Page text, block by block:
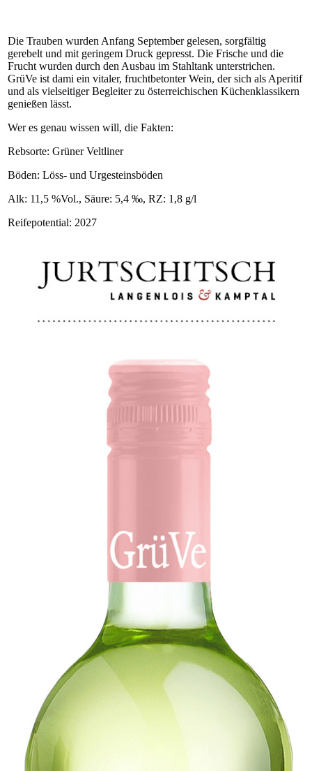
Die Trauben wurden Anfang September gelesen, sorgfältig
gerebelt und mit geringem Druck gepresst. Die Frische und die
Frucht wurden durch den Ausbau im Stahltank unterstrichen.
GrüVe ist dami ein vitaler, fruchtbetonter Wein, der sich als Aperitif
und als vielseitiger Begleiter zu österreichischen Küchenklassikern
genießen lässt.
Wer es genau wissen will, die Fakten:
Rebsorte: Grüner Veltliner
Böden: Löss- und Urgesteinsböden
Alk: 11,5 %Vol., Säure: 5,4 ‰, RZ: 1,8 g/l
Reifepotential: 2027